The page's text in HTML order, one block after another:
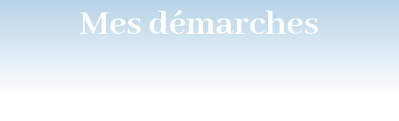
Mes démarches